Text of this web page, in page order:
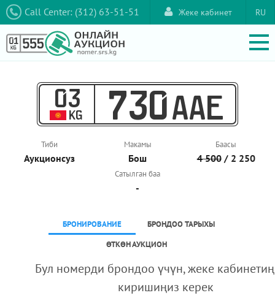
Call Center: (312) 63-51-51 RU
Жеке кабинет
03
KG 730 AAE
Тиби
Аукционcуз
Макамы
Бош
Баасы
4 500/ 2 250
Сатылган баа
-
БРОНИРОВАНИЕ
БРОНДОО ТАРЫХЫ
ӨТКӨН АУКЦИОН
Бул номерди брондоо үчүн, жеке
киришиңиз керек